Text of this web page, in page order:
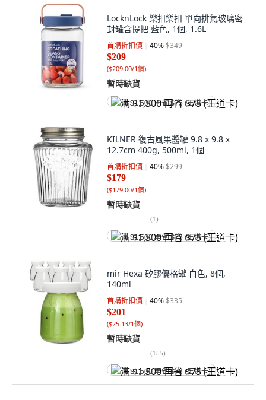
LocknLock 樂扣樂扣 單向排氣玻璃密
封罐含提把 藍色, 1個, 1.6L
首購折扣價 40%$349
$209
($209.00/1個)
暫時缺貨
满 $1,500 再省 $75 (王道卡)
KILNER 復古風果醬罐 9.8 x 9.8 x
12.7cm 400g, 500ml, 1個
首購折扣價 40%$299
$179
($179.00/1個)
暫時缺貨
(1)
满 $1,500 再省 $75 (王道卡)
mir Hexa 矽膠優格罐 白色, 8個,
140ml
首購折扣價 40%$335
$201
($25.13/1個)
暫時缺貨
(155)
满 $1,500 再省 $75 (王道卡)